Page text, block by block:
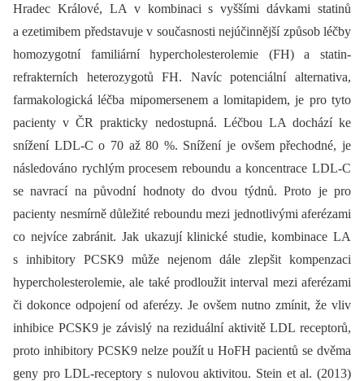
Hradec Králové, LA v kombinaci s vyššími dávkami statinů
a ezetimibem představuje v současnosti nejúčinnější způsob léčby
homozygotní familiární hyper­cholesterolemie (FH) a statin-
refrakterních heterozygotů FH. Navíc potenciální alternativa,
farmakologická léčba mipomersenem a lomitapidem, je pro tyto
pacienty v ČR prakticky nedostupná. Léčbou LA dochází ke
snížení LDL-C o 70 až 80 %. Snížení je ovšem přechodné, je
následováno rychlým procesem reboundu a koncentrace LDL-C
se navrací na původní hodnoty do dvou týdnů. Proto je pro
pacienty nesmírně důležité reboundu mezi jednotlivými aferézami
co nejvíce zabránit. Jak ukazují klinické studie, kombinace LA
s inhibitory PCSK9 může nejenom dále zlepšit kompenzaci
hypercholesterolemie, ale také prodloužit interval mezi aferézami
či dokonce odpojení od aferézy. Je ovšem nutno zmínit, že vliv
inhibice PCSK9 je závislý na reziduální aktivitě LDL receptorů,
proto inhibitory PCSK9 nelze použít u HoFH pacientů se dvěma
geny pro LDL-receptory s nulovou aktivitou. Stein et al. (2013)